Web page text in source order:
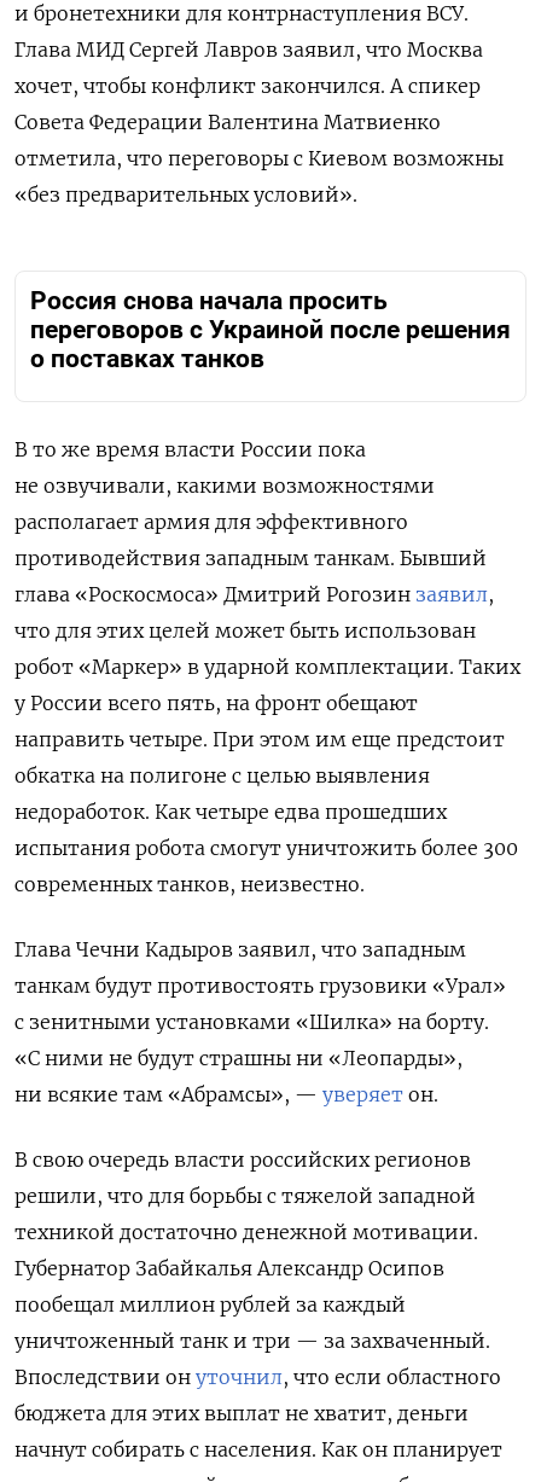
и бронетехники для контрнаступления ВСУ.
Глава МИД Сергей Лавров заявил, что Москва
хочет, чтобы конфликт закончился. А спикер
Совета Федерации Валентина Матвиенко
отметила, что переговоры с Киевом возможны
«без предварительных условий».
Россия снова начала просить
переговоров с Украиной после решения
о поставках танков
В то же время власти России пока
не озвучивали, какими возможностями
располагает армия для эффективного
противодействия западным танкам. Бывший
глава «Роскосмоса» Дмитрий Рогозин заявил,
что для этих целей может быть использован
робот «Маркер» в ударной комплектации. Таких
у России всего пять, на фронт обещают
направить четыре. При этом им еще предстоит
обкатка на полигоне с целью выявления
недоработок. Как четыре едва прошедших
испытания робота смогут уничтожить более 300
современных танков, неизвестно.
Глава Чечни Кадыров заявил, что западным
танкам будут противостоять грузовики «Урал»
с зенитными установками «Шилка» на борту.
«С ними не будут страшны ни «Леопарды»,
ни всякие там «Абрамсы», — уверяет он.
В свою очередь власти российских регионов
решили, что для борьбы с тяжелой западной
техникой достаточно денежной мотивации.
Губернатор Забайкалья Александр Осипов
пообещал миллион рублей за каждый
уничтоженный танк и три — за захваченный.
Впоследствии он уточнил, что если областного
бюджета для этих выплат не хватит, деньги
начнут собирать с населения. Как он планирует